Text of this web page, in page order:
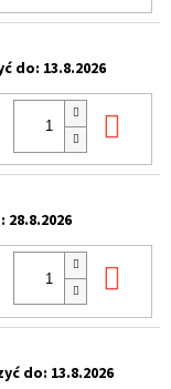
do: 13.8.2026
28.8.2026
do: 13.8.2026